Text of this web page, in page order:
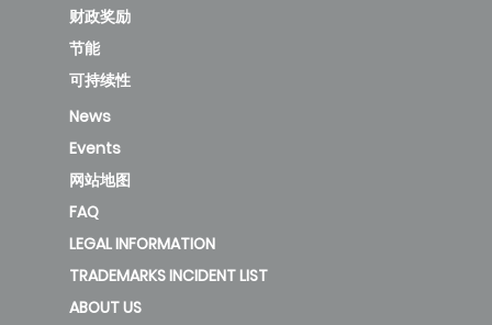
财政奖励
节能
可持续性
News
Events
网站地图
FAQ
LEGAL INFORMATION
TRADEMARKS INCIDENT LIST
ABOUT US